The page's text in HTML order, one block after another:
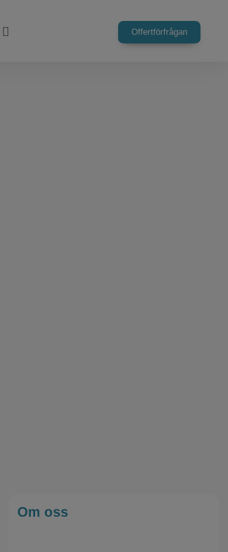
Offertförfrågan
Om oss